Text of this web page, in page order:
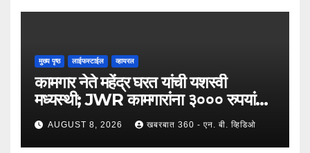
मुख्य पृष्ठ लाईफस्टाईल व्हायरल
कामगार नेते महेंद्र घरत यांची यशस्वी
मध्यस्थी; JWR कामगारांना ३००० रुपयांची
पगारवाढ
AUGUST 8, 2026 खबरबात 360 - एन. बी. व्हिडिओ